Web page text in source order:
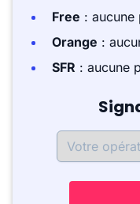
Free : aucune
Orange :
SFR : aucune